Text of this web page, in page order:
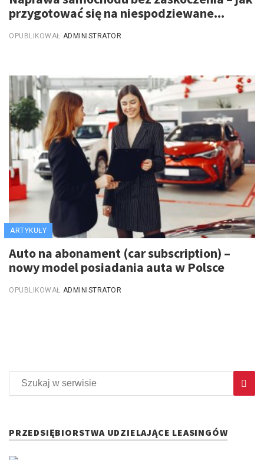
przygotować się na niespodziewane...
OPUBLIKOWAŁ ADMINISTRATOR
ARTYKUŁY
Auto na abonament (car subscription) –
nowy model posiadania auta w Polsce
OPUBLIKOWAŁ ADMINISTRATOR
PRZEDSIĘBIORSTWA UDZIELAJĄCE LEASINGÓW